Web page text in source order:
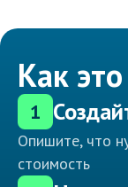
Как
1
Опишите, что
стоимость